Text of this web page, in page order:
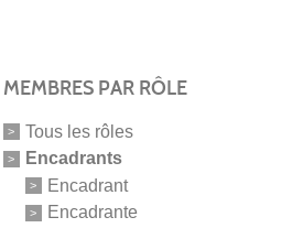
MEMBRES PAR RÔLE
Tous les rôles
Encadrants
Encadrant
Encadrante